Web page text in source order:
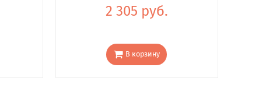
2 305 руб.
В корзину